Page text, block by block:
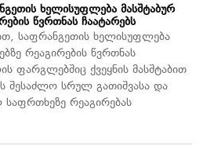
ხელისუფლება მასშტაბურ
წვრთნას ჩაატარებს
საფრანგეთის ხელისუფლება
რეაგირების წვრთნას
ფარგლებშიც ქვეყნის მასშტაბით
შესაძლო სრულ გათიშვასა და
საფრთხეზე რეაგირებას